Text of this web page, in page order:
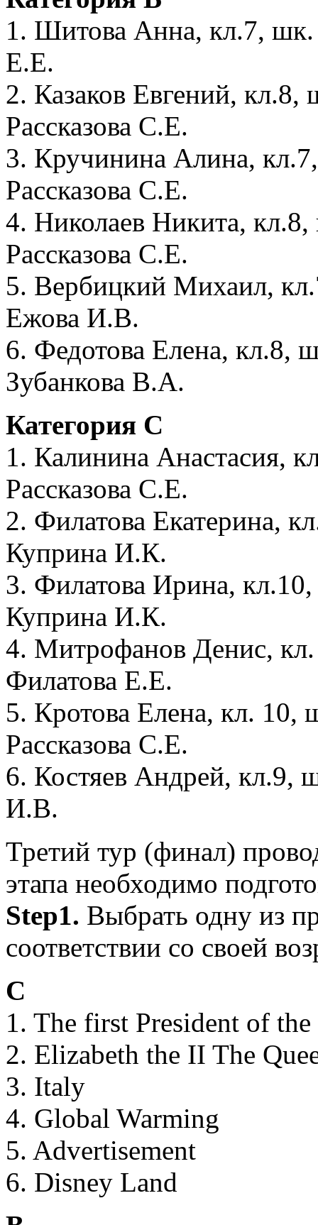
1. Шитова Анна, кл.7, шк.
Е.Е.
2. Казаков Евгений,
Рассказова С.Е.
3. Кручинина Алина,
Рассказова С.Е.
4. Николаев Никита,
Рассказова С.Е.
5. Вербицкий Михаил,
Ежова И.В.
6. Федотова Елена, кл.8,
Зубанкова В.А.
Категория C
1. Калинина Анастасия,
Рассказова С.Е.
2. Филатова Екатерина,
Куприна И.К.
3. Филатова Ирина,
Куприна И.К.
4. Митрофанов Денис,
Филатова Е.Е.
5. Кротова Елена, кл. 10,
Рассказова С.Е.
6. Костяев Андрей, кл.9,
И.В.
Третий тур (финал)
этапа необходимо
Step1. Выбрать одну из
соответствии со своей
C
1. The first President of
2. Elizabeth the II The
3. Italy
4. Global Warming
5. Advertisement
6. Disney Land